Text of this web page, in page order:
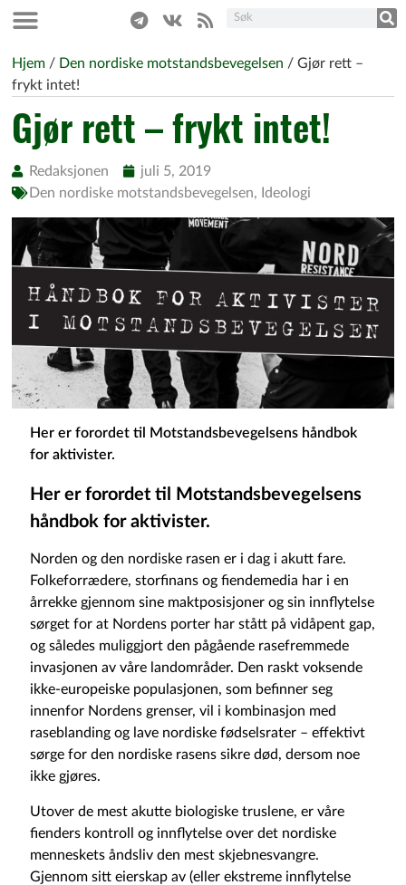
Hjem / Den nordiske motstandsbevegelsen / Gjør rett –
frykt intet!
Gjør rett – frykt intet!
Redaksjonen
juli 5, 2019
Den nordiske motstandsbevegelsen, Ideologi
Her er forordet til Motstandsbevegelsens håndbok
for aktivister.
Her er forordet til Motstandsbevegelsens
håndbok for aktivister.
Norden og den nordiske rasen er i dag i akutt fare.
Folkeforrædere, storfinans og fiendemedia har i en
årrekke gjennom sine maktposisjoner og sin innflytelse
sørget for at Nordens porter har stått på vidåpent gap,
og således muliggjort den pågående rasefremmede
invasjonen av våre landområder. Den raskt voksende
ikke-europeiske populasjonen, som befinner seg
innenfor Nordens grenser, vil i kombinasjon med
raseblanding og lave nordiske fødselsrater – effektivt
sørge for den nordiske rasens sikre død, dersom noe
ikke gjøres.
Utover de mest akutte biologiske truslene, er våre
fienders kontroll og innflytelse over det nordiske
menneskets åndsliv den mest skjebnesvangre.
Gjennom sitt eierskap av (eller ekstreme innflytelse